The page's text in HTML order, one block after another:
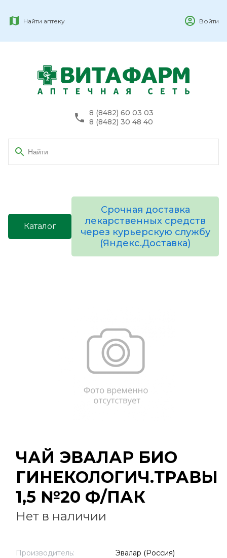
Найти аптеку Войти
8 (8482) 60 03 03
8 (8482) 30 48 40
Каталог
Срочная доставка
лекарственных средств
через курьерскую службу
(Яндекс.Доставка)
ЧАЙ ЭВАЛАР БИО
ГИНЕКОЛОГИЧ.ТРАВЫ
1,5 №20 Ф/ПАК
Нет в наличии
Производитель: Эвалар (Россия)